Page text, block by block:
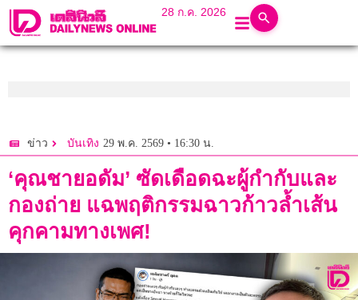
28 ก.ค. 2026
ข่าว บันเทิง 29 พ.ค. 2569 • 16:30 น.
‘คุณชายอดัม’ ซัดเดือดฉะผู้กำกับและ
กองถ่าย แฉพฤติกรรมฉาวก้าวล้ำเส้น
คุกคามทางเพศ!